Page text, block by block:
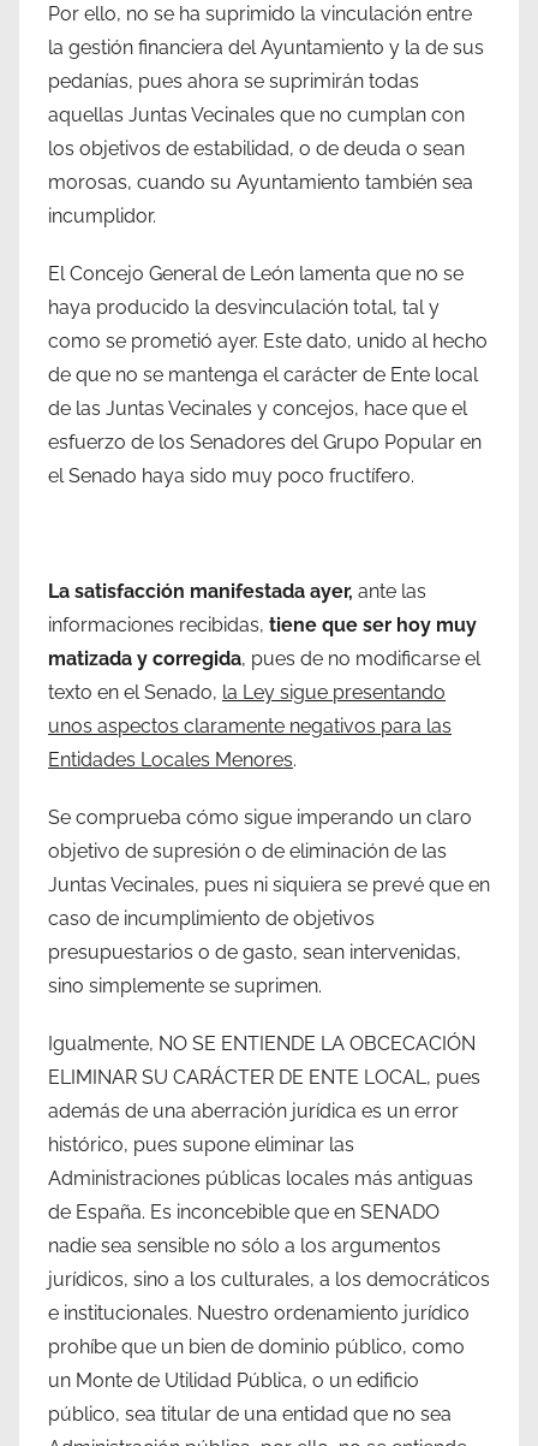
Por ello, no se ha suprimido la vinculación entre
la gestión financiera del Ayuntamiento y la de sus
pedanías, pues ahora se suprimirán todas
aquellas Juntas Vecinales que no cumplan con
los objetivos de estabilidad, o de deuda o sean
morosas, cuando su Ayuntamiento también sea
incumplidor.
El Concejo General de León lamenta que no se
haya producido la desvinculación total, tal y
como se prometió ayer. Este dato, unido al hecho
de que no se mantenga el carácter de Ente local
de las Juntas Vecinales y concejos, hace que el
esfuerzo de los Senadores del Grupo Popular en
el Senado haya sido muy poco fructífero.
La satisfacción manifestada ayer, ante las
informaciones recibidas, tiene que ser hoy muy
matizada y corregida, pues de no modificarse el
texto en el Senado, la Ley sigue presentando
unos aspectos claramente negativos para las
Entidades Locales Menores.
Se comprueba cómo sigue imperando un claro
objetivo de supresión o de eliminación de las
Juntas Vecinales, pues ni siquiera se prevé que en
caso de incumplimiento de objetivos
presupuestarios o de gasto, sean intervenidas,
sino simplemente se suprimen.
Igualmente, NO SE ENTIENDE LA OBCECACIÓN
ELIMINAR SU CARÁCTER DE ENTE LOCAL, pues
además de una aberración jurídica es un error
histórico, pues supone eliminar las
Administraciones públicas locales más antiguas
de España. Es inconcebible que en SENADO
nadie sea sensible no sólo a los argumentos
jurídicos, sino a los culturales, a los democráticos
e institucionales. Nuestro ordenamiento jurídico
prohíbe que un bien de dominio público, como
un Monte de Utilidad Pública, o un edificio
público, sea titular de una entidad que no sea